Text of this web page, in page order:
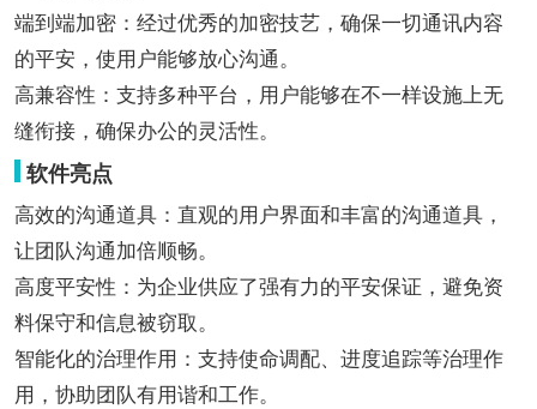
端到端加密：经过优秀的加密技艺，确保一切通讯内容
的平安，使用户能够放心沟通。
高兼容性：支持多种平台，用户能够在不一样设施上无
缝衔接，确保办公的灵活性。
软件亮点
高效的沟通道具：直观的用户界面和丰富的沟通道具，
让团队沟通加倍顺畅。
高度平安性：为企业供应了强有力的平安保证，避免资
料保守和信息被窃取。
智能化的治理作用：支持使命调配、进度追踪等治理作
用，协助团队有用谐和工作。